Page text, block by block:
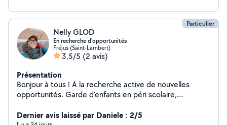
Particulier
Nelly GLOD
En recherche d'opportunités
Fréjus (Saint-Lambert)
3,5/5 (2 avis)
Présentation
Bonjour à tous ! A la recherche active de nouvelles
opportunités. Garde d'enfants en péri scolaire,
ménage, repassage, cuisine. J'ai une expérience de plus
Dernier avis laissé par Daniele : 2/5